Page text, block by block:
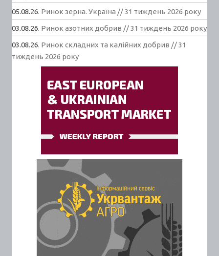
05.08.26. Ринок зерна. Україна // 31 тиждень 2026 року
03.08.26. Ринок азотних добрив // 31 тиждень 2026 року
03.08.26. Ринок складних та калійних добрив // 31
тиждень 2026 року